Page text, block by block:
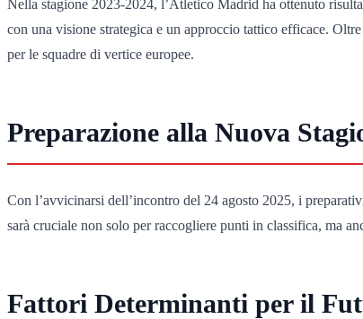
Nella stagione 2023-2024, l’Atletico Madrid ha ottenuto
con una visione strategica e un approccio tattico efficace.
per le squadre di vertice europee.
Preparazione alla Nuova
Con l’avvicinarsi dell’incontro del 24 agosto 2025, i
sarà cruciale non solo per raccogliere punti in classifica, ma
Fattori Determinanti per il